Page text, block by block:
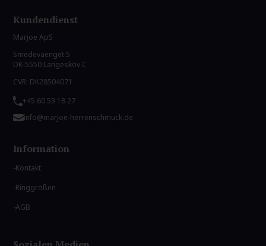
Kundendienst
Marjoe ApS
Smedevaenget 5
DK-5550 Langeskov C
CVR: DK28504071
+45 60 53 18 27
info@marjoe-herrenschmuck.de
Information
Kontakt
Ringgrößen
AGB